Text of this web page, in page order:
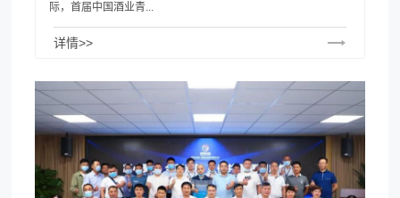
际，首届中国酒业青...
详情>>